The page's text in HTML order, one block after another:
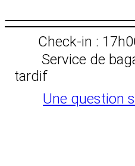
Check-in :
Service de
tardif
Une question